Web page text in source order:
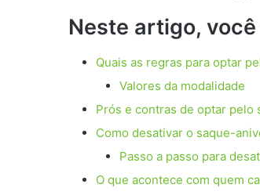
Neste artigo,
Quais as regras para optar
Valores da modalidade
Prós e contras de optar pelo
Como desativar o saque-
Passo a passo para
O que acontece com quem